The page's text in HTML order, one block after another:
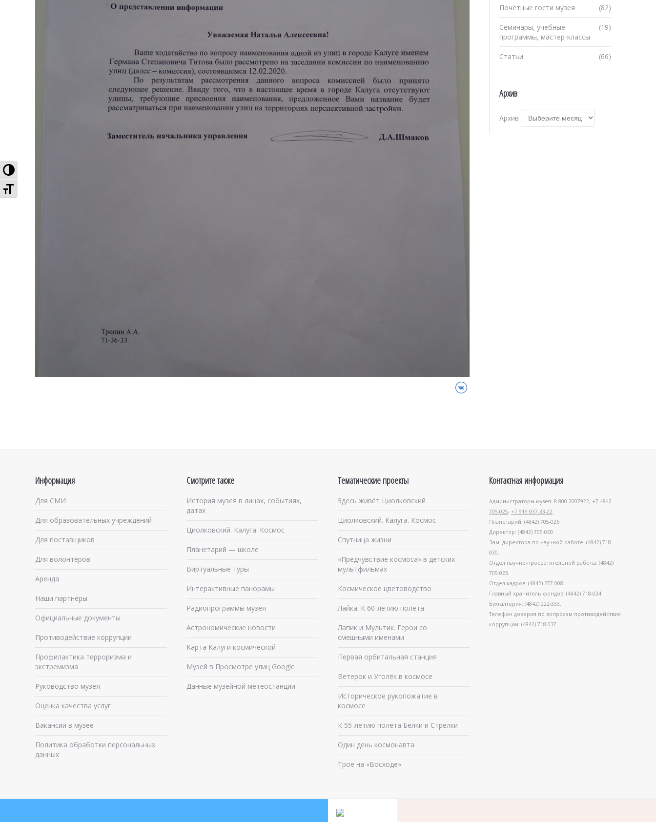
Высокая контрастность
Увеличенный шрифт
ВКонтакте
(82)
Почётные гости музея
(19)
Семинары, учебные
программы, мастер-классы
(66)
Статьи
Архив
Архив
Информация
Для СМИ
Для образовательных учреждений
Для поставщиков
Для волонтёров
Аренда
Наши партнёры
Официальные документы
Противодействие коррупции
Профилактика терроризма и
экстремизма
Руководство музея
Оценка качества услуг
Вакансии в музее
Политика обработки персональных
данных
Смотрите также
История музея в лицах, событиях,
датах
Циолковский. Калуга. Космос
Планетарий — школе
Виртуальные туры
Интерактивные панорамы
Радиопрограммы музея
Астрономические новости
Карта Калуги космической
Музей в Просмотре улиц Google
Данные музейной метеостанции
Тематические проекты
Здесь живёт Циолковский
Циолковский. Калуга. Космос
Спутница жизни
«Предчувствие космоса» в детских
мультфильмах
Космическое цветоводство
Лайка. К 60-летию полета
Лапик и Мультик. Герои со
смешными именами
Первая орбитальная станция
Ветерок и Уголёк в космосе
Историческое рукопожатие в
космосе
К 55-летию полёта Белки и Стрелки
Один день космонавта
Трое на «Восходе»
Контактная информация
Администраторы музея: 8 800 2007922, +7 4842
705-025, +7 919 037-33-22
Планетарий: (4842) 705-026.
Директор: (4842) 705-020.
Зам. директора по научной работе: (4842) 718-
030.
Отдел научно-просветительной работы: (4842)
705-023.
Отдел кадров: (4842) 277-008.
Главный хранитель фондов: (4842) 718-034.
Бухгалтерия: (4842) 222-333.
Телефон доверия по вопросам противодействия
коррупции: (4842) 718-037.